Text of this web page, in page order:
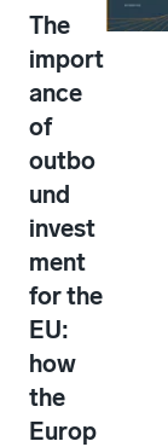
The
import
ance
of
outbo
und
invest
ment
for the
EU:
how
the
Europ